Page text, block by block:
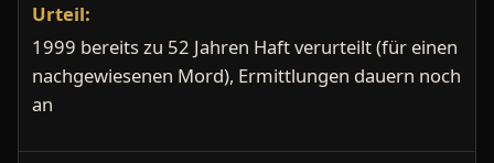
Urteil:
1999 bereits zu 52 Jahren Haft verurteilt (für einen
nachgewiesenen Mord), Ermittlungen dauern noch
an